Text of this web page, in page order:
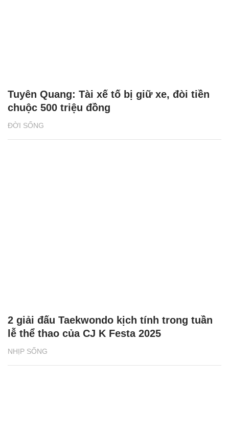
ĐỜI SỐNG
Tuyên Quang: Tài xế tố bị giữ xe, đòi tiền
chuộc 500 triệu đồng
NHỊP SỐNG
2 giải đấu Taekwondo kịch tính trong tuần
lễ thể thao của CJ K Festa 2025